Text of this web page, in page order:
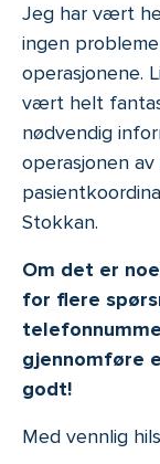
Jeg har vært
ingen
operasjonene.
vært helt
nødvendig
operasjonen
Stokkan.
Om det er
for flere
gjennomføre
godt!
Med vennlig